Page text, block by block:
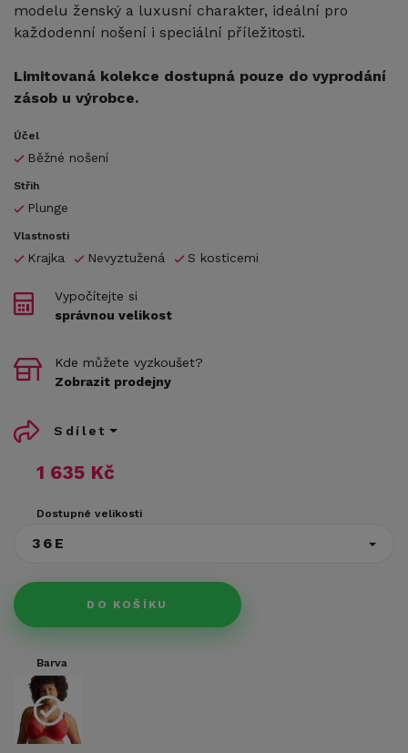
modelu ženský a luxusní charakter, ideální pro
každodenní nošení i speciální příležitosti.
Limitovaná kolekce dostupná pouze do vyprodání
zásob u výrobce.
Účel
Běžné nošení
Střih
Plunge
Vlastnosti
Krajka Nevyztužená S kosticemi
1 635 Kč
Dostupné velikosti
36E
DO KOŠÍKU
Vypočítejte si
správnou velikost
Kde můžete vyzkoušet?
Zobrazit prodejny
Sdílet
Barva